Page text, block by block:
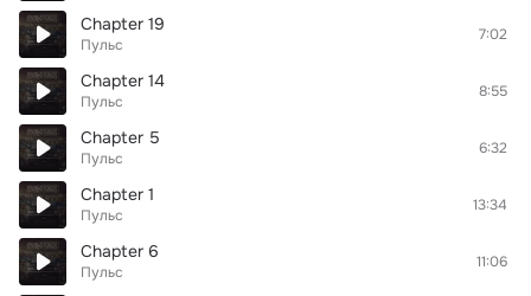
Chapter 19
Пульс
7:02
Chapter 14
Пульс
8:55
Chapter 5
Пульс
6:32
Chapter 1
Пульс
13:34
Chapter 6
Пульс
11:06